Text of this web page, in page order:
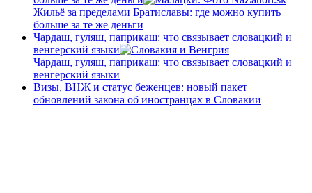
Жильё за пределами Братиславы: где можно купить
больше за те же деньги
Чардаш, гуляш, паприкаш: что связывает словацкий и
венгерский языки
Чардаш, гуляш, паприкаш: что связывает словацкий и
венгерский языки
Визы, ВНЖ и статус беженцев: новый пакет
обновлений закона об иностранцах в Словакии